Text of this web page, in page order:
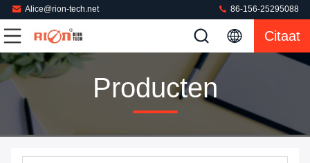
Alice@rion-tech.net 86-156-25295088
Citaat
Producten